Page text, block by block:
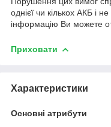
однієї чи кількох АКБ і
інформацію Ви можете
Приховати
Характеристики
Основні атрибути